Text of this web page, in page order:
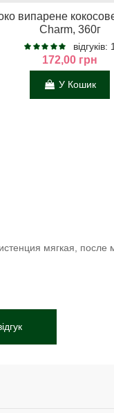
випарене
Charm, 360г
відгуків: 1
172,00 грн
У Кошик
мягкая,